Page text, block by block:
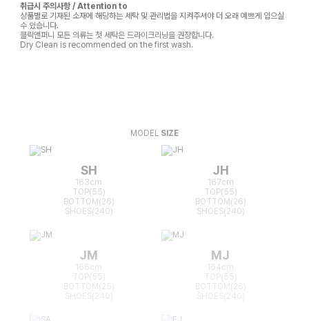
취급시 주의사항 / Attention to
상품별로 기재된 소재에 해당하는 세탁 및 관리법을 지켜주셔야 더 오래 예쁘게 입으실
수 있습니다.
클릭앤퍼니 모든 의류는 첫 세탁은 드라이크리닝을 권장합니다.
Dry Clean is recommended on the first wash.
MODEL SIZE
SH
163cm
TOP(55)
BOTTOM(26)
SHOES(240)
JH
167cm
TOP(55)
BOTTOM(26)
SHOES(240)
JM
166cm
TOP(55)
BOTTOM(25)
MJ
164cm
TOP(55)
BOTTOM(26)